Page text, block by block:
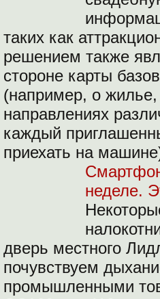
таких как
решением также
стороне карты
(например, о жилье,
направлениях
каждый
приехать на
неделе.
дверь местного
почувствуем
промышленными